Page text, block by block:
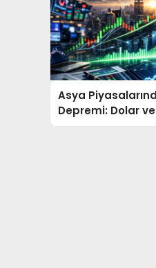
Asya
Depremi: Dolar